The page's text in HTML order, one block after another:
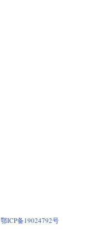
鄂ICP备19024792号